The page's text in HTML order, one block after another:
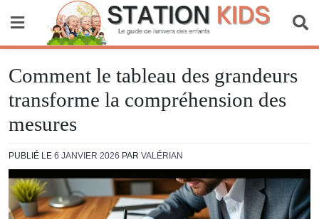
Comment le tableau des grandeurs
transforme la compréhension des
mesures
PUBLIÉ LE 6 JANVIER 2026 PAR VALÉRIAN